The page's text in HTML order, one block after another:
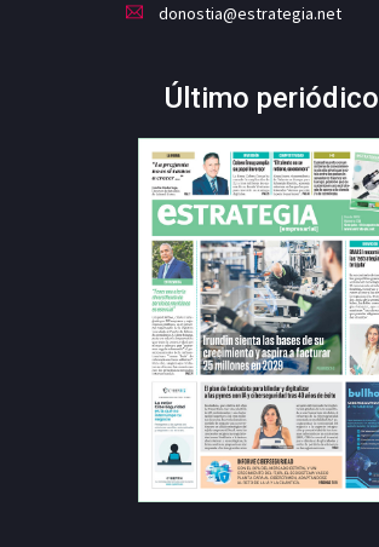
donostia@estrategia.net
Último periódico